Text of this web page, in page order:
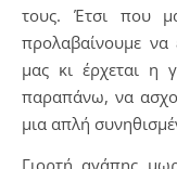
τους. Έτσι που
προλαβαίνουμε
μας κι έρχεται η
παραπάνω, να
μια απλή
Γιορτή αγάπης